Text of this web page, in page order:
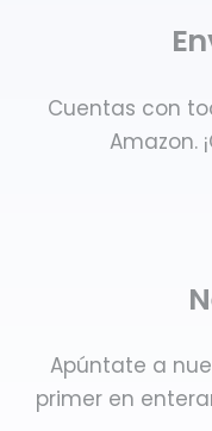
Cuentas con
Amazon.
Apúntate a
primer en